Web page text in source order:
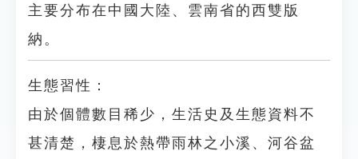
主要分布在中國大陸、雲南省的西雙版
納。
生態習性：
由於個體數目稀少，生活史及生態資料不
甚清楚，棲息於熱帶雨林之小溪、河谷盆